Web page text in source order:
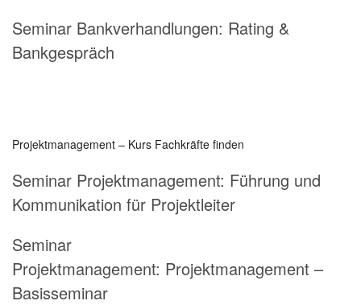
Seminar Bankverhandlungen: Rating &
Bankgespräch
Projektmanagement – Kurs Fachkräfte finden
Seminar Projektmanagement: Führung und
Kommunikation für Projektleiter
Seminar
Projektmanagement: Projektmanagement –
Basisseminar